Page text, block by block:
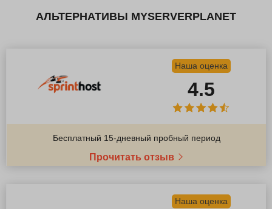
АЛЬТЕРНАТИВЫ MYSERVERPLANET
Наша оценка
4.5
Бесплатный 15-дневный пробный период
Прочитать отзыв
Наша оценка